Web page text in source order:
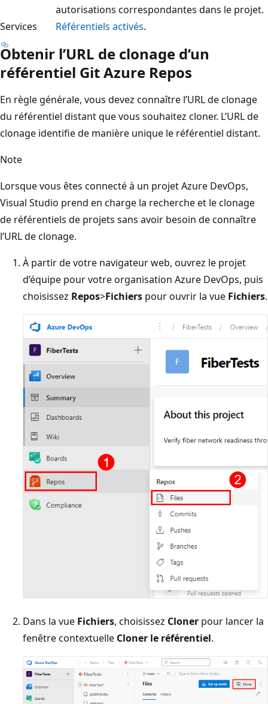
autorisations correspondantes dans le projet.
Services
Référentiels activés.
Obtenir l’URL de clonage d’un
référentiel GitAzure Repos
En règle générale, vous devez connaître l’URL de clonage
du référentiel distant que vous souhaitez cloner. L’URL de
clonage identifie de manière unique le référentiel distant.
Note
Lorsque vous êtes connecté à un projet Azure DevOps,
Visual Studio prend en charge la recherche et le clonage
de référentiels de projets sans avoir besoin de connaître
l’URL de clonage.
À partir de votre navigateur web, ouvrez le projet
d’équipe pour votre organisation Azure DevOps, puis
choisissez Repos>Fichiers pour ouvrir la vue Fichiers.
Dans la vue Fichiers, choisissez Cloner pour lancer la
fenêtre contextuelle Cloner le référentiel.